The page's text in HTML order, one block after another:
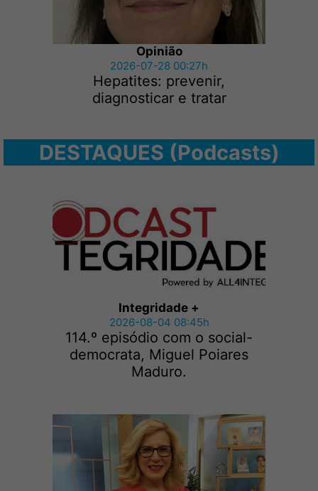
Opinião
2026-07-28 00:27h
Hepatites: prevenir,
diagnosticar e tratar
DESTAQUES (Podcasts)
Integridade +
2026-08-04 08:45h
114.º episódio com o social-
democrata, Miguel Poiares
Maduro.